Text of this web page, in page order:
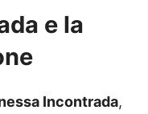
e la
Incontrada,